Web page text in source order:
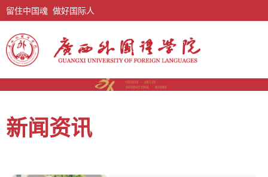
留住中国魂 做好国际人
新闻资讯